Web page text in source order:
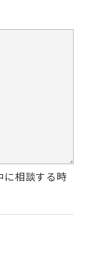
に相談する時